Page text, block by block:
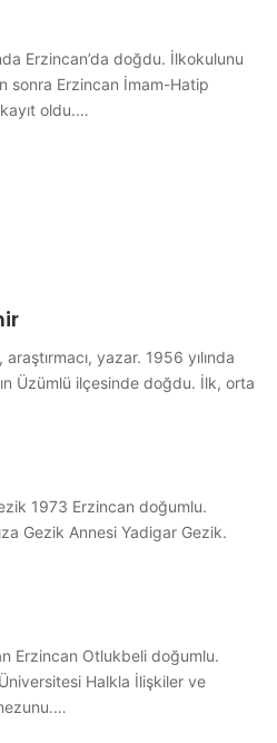
Erzincan’da doğdu. İlkokulunu
sonra Erzincan İmam-Hatip
oldu.…
yazar. 1956 yılında
Üzümlü ilçesinde doğdu. İlk, orta
1973 Erzincan doğumlu.
Gezik Annesi Yadigar Gezik.
Erzincan Otlukbeli doğumlu.
Halkla İlişkiler ve